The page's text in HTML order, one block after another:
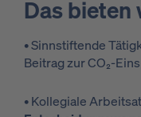
Das bieten
• Sinnstiftende
Beitrag zur CO₂-
• Kollegiale